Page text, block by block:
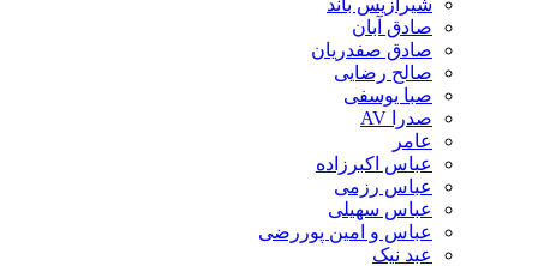
صادق آبان
صادق صفدریان
صالح رضایی
صبا یوسفی
صدرا AV
عامر
عباس اکبرزاده
عباس رزمی
عباس سهیلی
عباس و امین پوررضی
عبد نیک